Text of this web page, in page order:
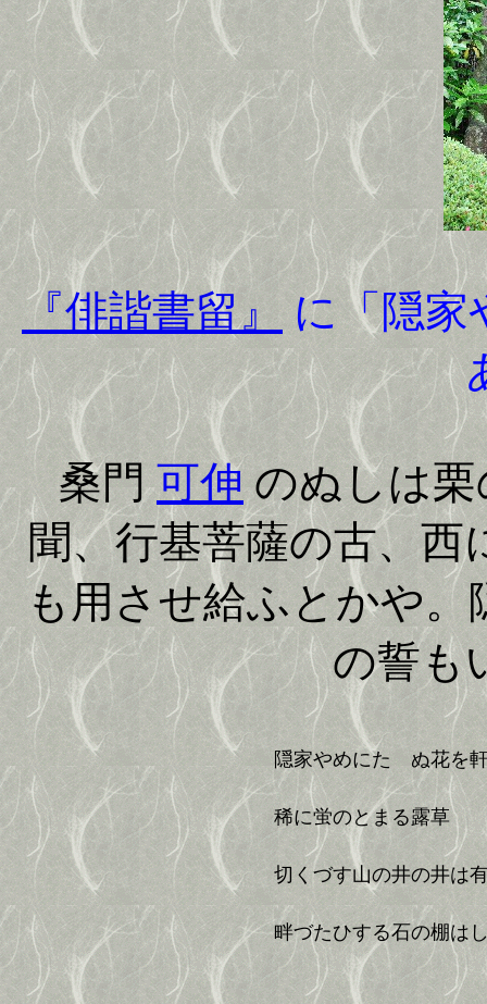
『俳諧書留』 に「隠家
桑門可伸 のぬしは
聞、行基菩薩の古、
も用させ給ふとかや
の誓も
隠家やめにたゝぬ花を
稀に蛍のとまる露草
切くづす山の井の井は
畔づたひする石の棚は